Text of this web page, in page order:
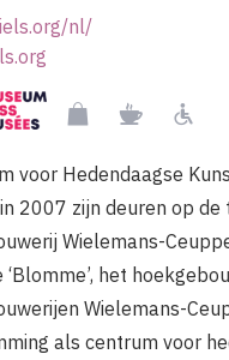
nl/
Museumshop
Restaurant
voor Hedendaagse
2007 zijn deuren op de
Wielemans-
het
Wielemans-
als centrum voor